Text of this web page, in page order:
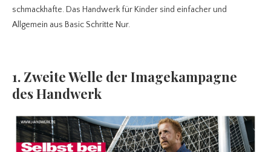
schmackhafte. Das Handwerk für Kinder sind einfacher und
Allgemein aus Basic Schritte Nur.
1. Zweite Welle der Imagekampagne
des Handwerk